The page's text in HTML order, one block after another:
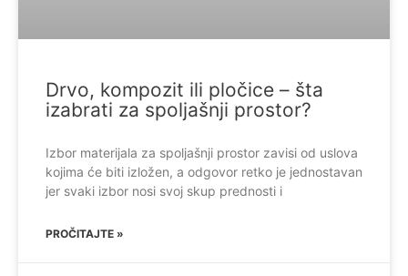
Drvo, kompozit ili pločice – šta
izabrati za spoljašnji prostor?
Izbor materijala za spoljašnji prostor zavisi od uslova
kojima će biti izložen, a odgovor retko je jednostavan
jer svaki izbor nosi svoj skup prednosti i
PROČITAJTE »